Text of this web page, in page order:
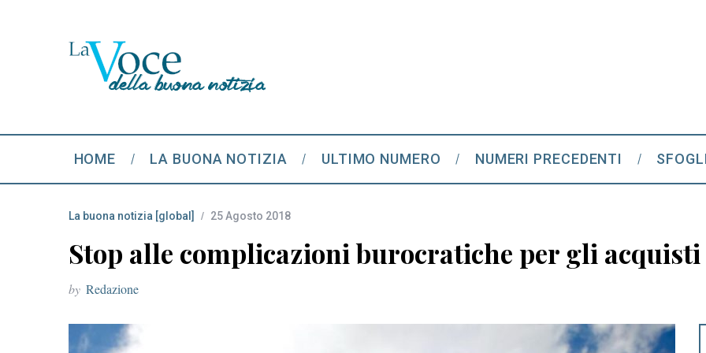
HOME LA BUONA NOTIZIA ULTIMO NUMERO NUMERI PRECEDENTI
La buona notizia [global] 25 Agosto 2018
Stop alle complicazioni burocratiche per gli
by Redazione